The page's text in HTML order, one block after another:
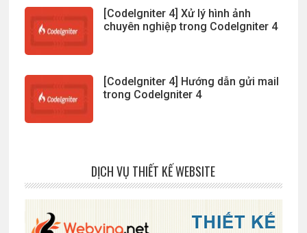
[CodeIgniter 4] Xử lý hình ảnh
chuyên nghiệp trong CodeIgniter 4
[CodeIgniter 4] Hướng dẫn gửi mail
trong CodeIgniter 4
DỊCH VỤ THIẾT KẾ WEBSITE